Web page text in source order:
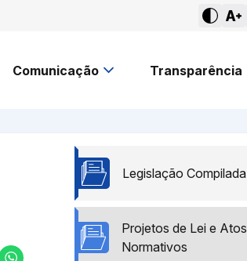
Comunicação Transparência
Legislação Compilada
Projetos de Lei e Atos
Normativos